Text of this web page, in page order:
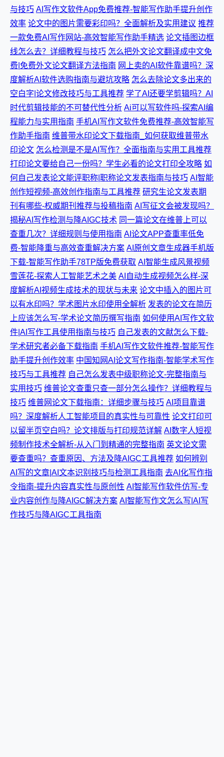
与技巧 AI写作文软件App免费推荐-智能写作助手提升创作
效率 论文中的图片需要彩印吗？全面解析及实用建议 推荐
一款免费AI写作网站-高效智能写作助手精选 论文插图边框
线怎么去？详细教程与技巧 怎么把外文论文翻译成中文免
费|免费外文论文翻译方法指南 网上卖的AI软件靠谱吗？深
度解析AI软件选购指南与避坑攻略 怎么去除论文多出来的
空白字|论文修改技巧与工具推荐 学了AI还要学剪辑吗？AI
时代剪辑技能的不可替代性分析 Ai可以写软件吗-探索AI编
程能力与实用指南 手机AI写作文软件免费推荐-高效智能写
作助手指南 维普带水印论文下载指南_如何获取维普带水
印论文 怎么检测是不是AI写作？全面指南与实用工具推荐
打印论文要给自己一份吗？学生必看的论文打印全攻略 如
何自己发表论文能评职称|职称论文发表指南与技巧 AI智能
创作短视频-高效创作指南与工具推荐 研究生论文发表期
刊有哪些-权威期刊推荐与投稿指南 AI写征文会被发现吗？
揭秘AI写作检测与降AIGC技术 同一篇论文在维普上可以
查重几次？详细规则与使用指南 AI论文APP查重率低免
费-智能降重与高效查重解决方案 AI原创文章生成器手机版
下载-智能写作助手78TP版免费获取 AI智能生成风景视频
雪莲花-探索人工智能艺术之美 AI自动生成视频怎么样-深
度解析AI视频生成技术的现状与未来 论文中插入的图片可
以有水印吗？学术图片水印使用全解析 发表的论文在简历
上应该怎么写-学术论文简历撰写指南 如何使用AI写作文软
件|AI写作工具使用指南与技巧 自己发表的文献怎么下载-
学术研究者必备下载指南 手机AI写作文软件推荐-智能写作
助手提升创作效率 中国知网AI论文写作指南-智能学术写作
技巧与工具推荐 自己怎么发表中级职称论文-完整指南与
实用技巧 维普论文查重只查一部分怎么操作？详细教程与
技巧 维普网论文下载指南：详细步骤与技巧 AI项目靠谱
吗？深度解析人工智能项目的真实性与可靠性 论文打印可
以留半页空白吗？论文排版与打印规范详解 AI数字人短视
频制作技术全解析-从入门到精通的完整指南 英文论文需
要查重吗？查重原因、方法及降AIGC工具推荐 如何辨别
AI写的文章|AI文本识别技巧与检测工具指南 去AI化写作指
令指南-提升内容真实性与原创性 AI智能写作软件仿写-专
业内容创作与降AIGC解决方案 AI智能写作文怎么写|AI写
作技巧与降AIGC工具指南